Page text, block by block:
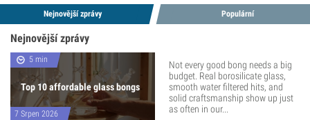
Nejnovější zprávy Populární
Nejnovější zprávy
5 min
Top 10 affordable glass bongs
7 Srpen 2026
Not every good bong needs a big
budget. Real borosilicate glass,
smooth water filtered hits, and
solid craftsmanship show up just
as often in our...